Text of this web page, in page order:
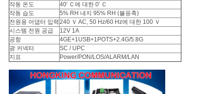
구
하
세
요
작동 온도
40' Ｃ에 대한 0' Ｃ
작동 습도
5% RH 내지 95% RH (불응축)
전원용 어댑터 입력 240 Ｖ AC, 50 Hz/60 Hz에 대한 100 Ｖ
시스템 전원 공급
12V 1A
공항
4GE+1USB+1POTS+2.4G/5.8G
광 커넥터
SC / UPC
지표
Power/PON/LOS/ALARM/LAN